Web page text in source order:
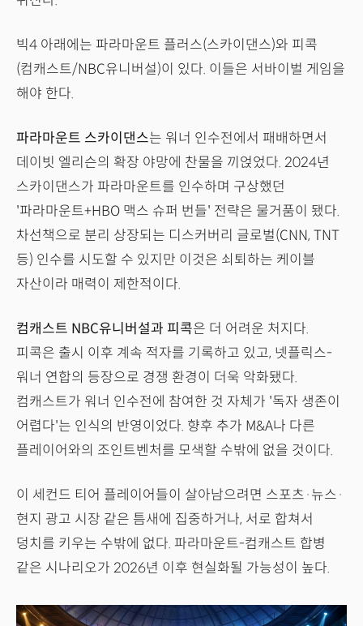
빅4 아래에는 파라마운트 플러스(스카이댄스)와 피콕
(컴캐스트/NBC유니버설)이 있다. 이들은 서바이벌 게임을
해야 한다.
파라마운트 스카이댄스는 워너 인수전에서 패배하면서
데이빗 엘리슨의 확장 야망에 찬물을 끼얹었다. 2024년
스카이댄스가 파라마운트를 인수하며 구상했던
'파라마운트+HBO 맥스 슈퍼 번들' 전략은 물거품이 됐다.
차선책으로 분리 상장되는 디스커버리 글로벌(CNN, TNT
등) 인수를 시도할 수 있지만 이것은 쇠퇴하는 케이블
자산이라 매력이 제한적이다.
컴캐스트 NBC유니버설과 피콕은 더 어려운 처지다.
피콕은 출시 이후 계속 적자를 기록하고 있고, 넷플릭스-
워너 연합의 등장으로 경쟁 환경이 더욱 악화됐다.
컴캐스트가 워너 인수전에 참여한 것 자체가 '독자 생존이
어렵다'는 인식의 반영이었다. 향후 추가 M&A나 다른
플레이어와의 조인트벤처를 모색할 수밖에 없을 것이다.
이 세컨드 티어 플레이어들이 살아남으려면 스포츠·뉴스·
현지 광고 시장 같은 틈새에 집중하거나, 서로 합쳐서
덩치를 키우는 수밖에 없다. 파라마운트-컴캐스트 합병
같은 시나리오가 2026년 이후 현실화될 가능성이 높다.